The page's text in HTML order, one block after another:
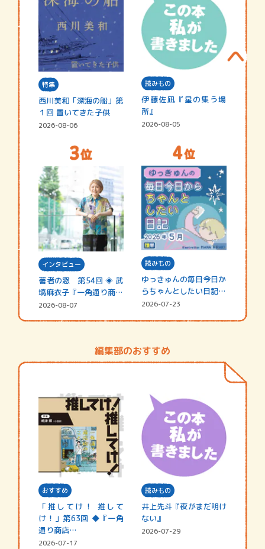
特集
西川美和「深海の船」第
１回 置いてきた子供
2026-08-06
読みもの
伊藤佐凪『星の集う場
所』
2026-08-05
インタビュー
著者の窓 第54回 ◈ 武
塙麻衣子『一角通り商店
街の…
2026-08-07
読みもの
ゆっきゅんの毎日今日か
らちゃんとしたい日記
☆202…
2026-07-23
編集部のおすすめ
おすすめ
「推してけ！ 推して
け！」第63回 ◆『一角
通り商店…
2026-07-17
読みもの
井上先斗『夜がまだ明け
ない』
2026-07-29